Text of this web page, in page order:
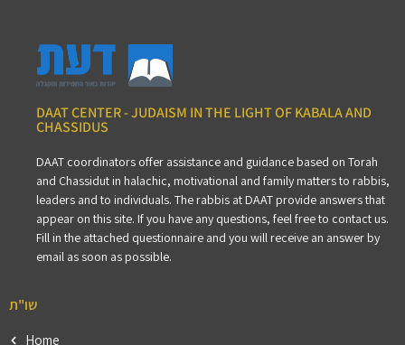
DAAT CENTER - JUDAISM IN THE LIGHT OF KABALA AND
CHASSIDUS
DAAT coordinators offer assistance and guidance based on Torah
and Chassidut in halachic, motivational and family matters to rabbis,
leaders and to individuals. The rabbis at DAAT provide answers that
appear on this site. If you have any questions, feel free to contact us.
Fill in the attached questionnaire and you will receive an answer by
email as soon as possible.
שו"ת
Home